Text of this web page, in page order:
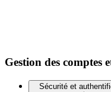
Gestion des comptes
Sécurité et